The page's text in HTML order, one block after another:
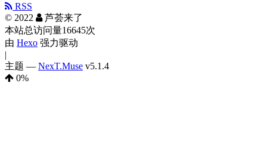
RSS
© 2022
芦荟来了
本站总访问量16645次
由 Hexo 强力驱动
|
主题 — NexT.Muse v5.1.4
0%